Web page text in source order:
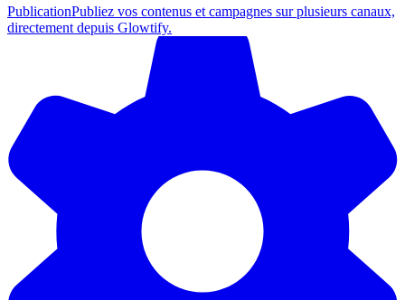
PublicationPubliez vos contenus et campagnes sur plusieurs canaux,
directement depuis Glowtify.